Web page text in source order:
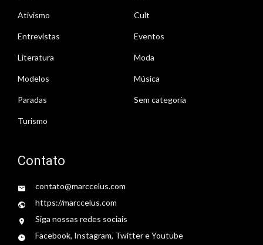
Ativismo Cult
Entrevistas Eventos
Literatura Moda
Modelos Música
Paradas Sem categoria
Turismo
Contato
contato@marccelus.com
https://marccelus.com
Siga nossas redes sociais
Facebook, Instagram, Twitter e Youtube